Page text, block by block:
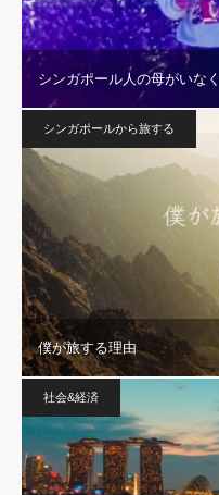
シンガポール人の母がいな
シンガポールから旅する
僕が旅する理由
社会&経済